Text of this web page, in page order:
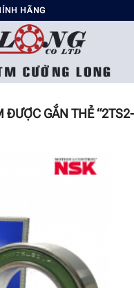
HÃNG
ĐƯỢC GẮN THẺ